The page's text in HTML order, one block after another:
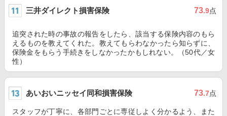
三井ダイレクト損害保険 73.9点
追突された時の事故の報告をしたら、該当する保険内容のもら
えるものを教えてくれた。教えてもらわなかったら知らずに、
保険金をもらう手続きをしなかったかもしれない。（50代／女
性）
あいおいニッセイ同和損害保険 73.7点
スタッフが丁寧に、各部門ごとに専従しよく分かるよう、また